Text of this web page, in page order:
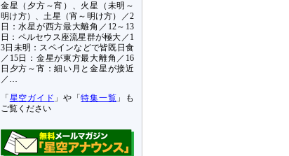
金星（夕方～宵）、火星（未明～
明け方）、土星（宵～明け方）／2
日：水星が西方最大離角／12～13
日：ペルセウス座流星群が極大／1
3日未明：スペインなどで皆既日食
／15日：金星が東方最大離角／16
日夕方～宵：細い月と金星が接近
／…
「 星空ガイド 」や「特集一覧 」も
ご覧ください